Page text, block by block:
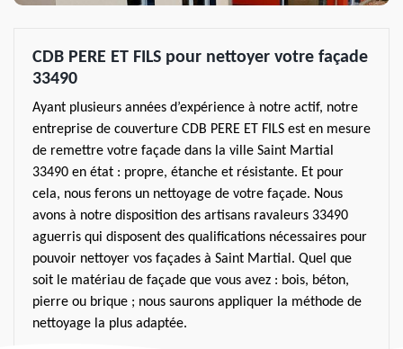
CDB PERE ET FILS pour nettoyer votre façade
33490
Ayant plusieurs années d’expérience à notre actif, notre
entreprise de couverture CDB PERE ET FILS est en mesure
de remettre votre façade dans la ville Saint Martial
33490 en état : propre, étanche et résistante. Et pour
cela, nous ferons un nettoyage de votre façade. Nous
avons à notre disposition des artisans ravaleurs 33490
aguerris qui disposent des qualifications nécessaires pour
pouvoir nettoyer vos façades à Saint Martial. Quel que
soit le matériau de façade que vous avez : bois, béton,
pierre ou brique ; nous saurons appliquer la méthode de
nettoyage la plus adaptée.